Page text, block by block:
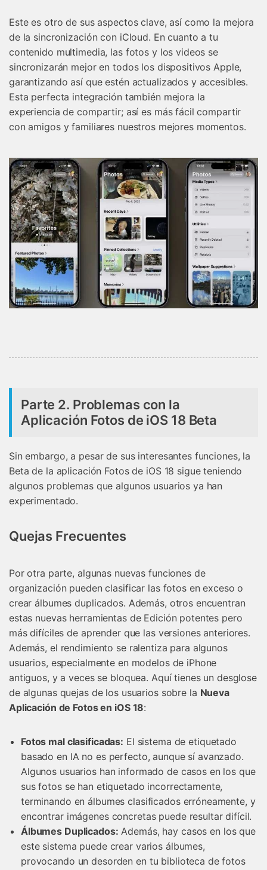
Este es otro de sus aspectos clave, así como la mejora
de la sincronización con iCloud. En cuanto a tu
contenido multimedia, las fotos y los videos se
sincronizarán mejor en todos los dispositivos Apple,
garantizando así que estén actualizados y accesibles.
Esta perfecta integración también mejora la
experiencia de compartir; así es más fácil compartir
con amigos y familiares nuestros mejores momentos.
Parte 2. Problemas con la
Aplicación Fotos de iOS 18 Beta
Sin embargo, a pesar de sus interesantes funciones, la
Beta de la aplicación Fotos de iOS 18 sigue teniendo
algunos problemas que algunos usuarios ya han
experimentado.
Quejas Frecuentes
Por otra parte, algunas nuevas funciones de
organización pueden clasificar las fotos en exceso o
crear álbumes duplicados. Además, otros encuentran
estas nuevas herramientas de Edición potentes pero
más difíciles de aprender que las versiones anteriores.
Además, el rendimiento se ralentiza para algunos
usuarios, especialmente en modelos de iPhone
antiguos, y a veces se bloquea. Aquí tienes un desglose
de algunas quejas de los usuarios sobre la Nueva
Aplicación de Fotos en iOS 18:
Fotos mal clasificadas: El sistema de etiquetado
basado en IA no es perfecto, aunque sí avanzado.
Algunos usuarios han informado de casos en los que
sus fotos se han etiquetado incorrectamente,
terminando en álbumes clasificados erróneamente, y
encontrar imágenes concretas puede resultar difícil.
Álbumes Duplicados: Además, hay casos en los que
este sistema puede crear varios álbumes,
provocando un desorden en tu biblioteca de fotos